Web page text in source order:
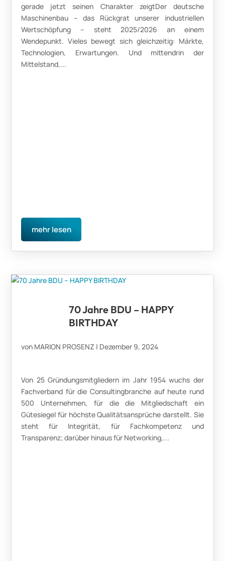
gerade jetzt seinen Charakter zeigtDer deutsche
Maschinenbau – das Rückgrat unserer industriellen
Wertschöpfung – steht 2025/2026 an einem
Wendepunkt. Vieles bewegt sich gleichzeitig: Märkte,
Technologien, Erwartungen. Und mittendrin der
Mittelstand,...
mehr lesen
70 Jahre BDU – HAPPY
BIRTHDAY
von MARION PROSENZ | Dezember 9, 2024
Von 25 Gründungsmitgliedern im Jahr 1954 wuchs der
Fachverband für die Consultingbranche auf heute rund
500 Unternehmen, für die die Mitgliedschaft ein
Gütesiegel für höchste Qualitätsansprüche darstellt. Sie
steht für Integrität, für Fachkompetenz und
Transparenz; darüber hinaus für Networking,...